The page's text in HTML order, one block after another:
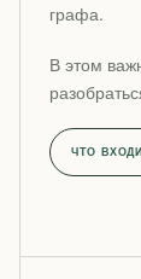
графа.
В этом
ЧТО